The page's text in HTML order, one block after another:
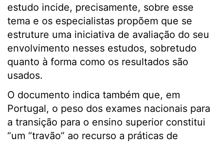
estudo incide, precisamente, sobre esse
tema e os especialistas propõem que se
estruture uma iniciativa de avaliação do seu
envolvimento nesses estudos, sobretudo
quanto à forma como os resultados são
usados.
O documento indica também que, em
Portugal, o peso dos exames nacionais para
a transição para o ensino superior constitui
“um “travão” ao recurso a práticas de